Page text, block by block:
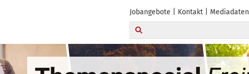
Jobangebote Kontakt Mediadaten